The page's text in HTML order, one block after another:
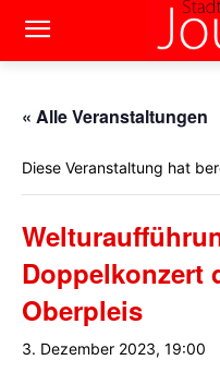
« Alle Veranstaltungen
Diese Veranstaltung hat
Doppelkonzert
Oberpleis
3. Dezember 2023, 19:00